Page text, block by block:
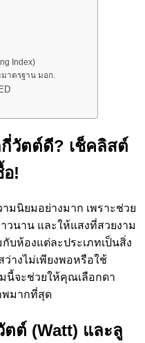
Index)
าตรฐาน มอก.
วัตต์ดี? เช็คลิสต์
!
มนิยมอย่างมาก เพราะช่วย
วนาน และให้แสงที่สวยงาม
บห้องแต่ละประเภทเป็นสิ่ง
างไม่เพียงพอหรือใช้
นี้จะช่วยให้คุณเลือกดา
พมากที่สุด
ตต์ (Watt) และลู